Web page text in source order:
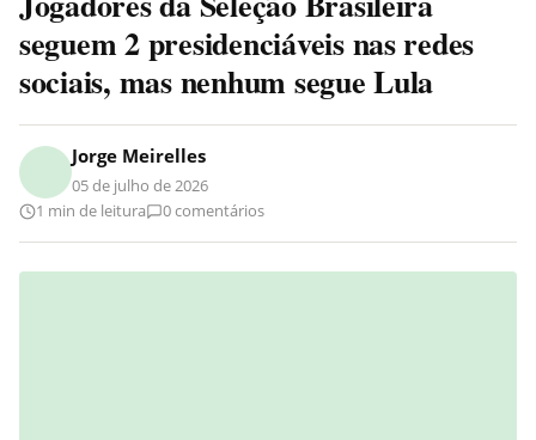
seguem 2 presidenciáveis nas redes
sociais, mas nenhum segue Lula
Jorge Meirelles
05 de julho de 2026
1 min de leitura
0 comentários